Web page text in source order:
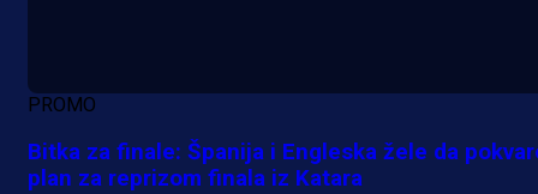
PROMO
Bitka za finale: Španija i Engleska žele da
plan za reprizom finala iz Katara